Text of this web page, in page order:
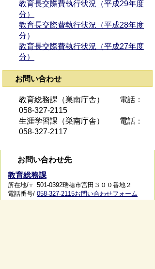
教育長交際費執行状況（平成29年度
分）
教育長交際費執行状況（平成28年度
分）
教育長交際費執行状況（平成27年度
分）
お問い合わせ
教育総務課（巣南庁舎） 電話：
058-327-2115
生涯学習課（巣南庁舎） 電話：
058-327-2117
お問い合わせ先
教育総務課
所在地/〒 501-0392瑞穂市宮田３００番地２
電話番号/ 058-327-2115お問い合わせフォーム